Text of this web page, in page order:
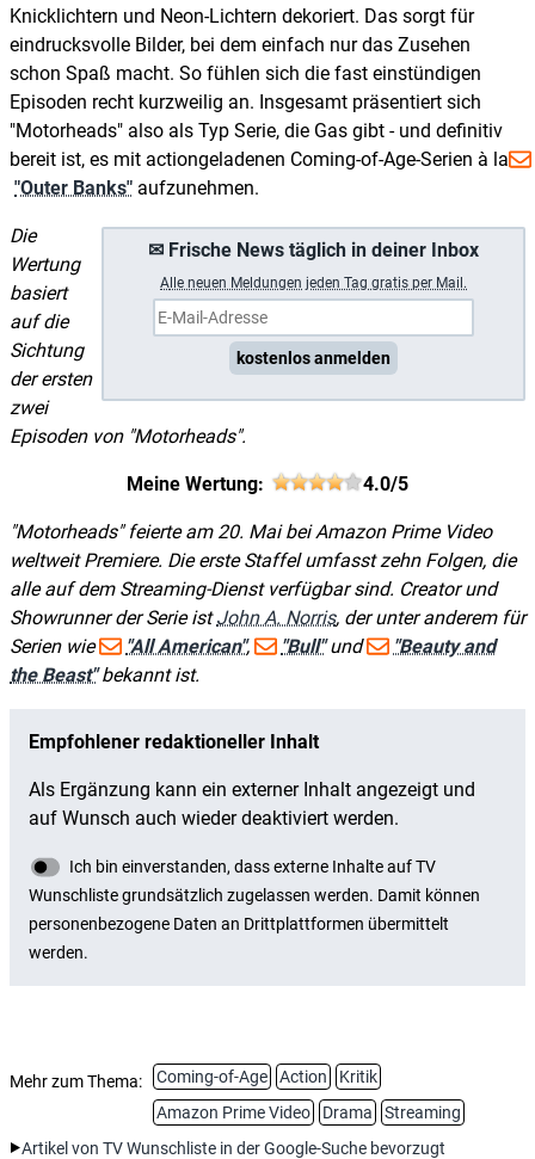
Knicklichtern und Neon-Lichtern dekoriert. Das sorgt für
eindrucksvolle Bilder, bei dem einfach nur das Zusehen
schon Spaß macht. So fühlen sich die fast einstündigen
Episoden recht kurzweilig an. Insgesamt präsentiert sich
"Motorheads" also als Typ Serie, die Gas gibt - und definitiv
bereit ist, es mit actiongeladenen Coming-of-Age-Serien à la
"Outer Banks" aufzunehmen.
✉ Frische News täglich in deiner Inbox
Alle neuen Meldungen jeden Tag gratis per Mail.
kostenlos anmelden
Die
Wertung
basiert
auf die
Sichtung
der ersten
zwei
Episoden von "Motorheads".
Meine Wertung: 4.0/5
"Motorheads" feierte am 20. Mai bei Amazon Prime Video
weltweit Premiere. Die erste Staffel umfasst zehn Folgen, die
alle auf dem Streaming-Dienst verfügbar sind. Creator und
Showrunner der Serie istJohn A. Norris, der unter anderem für
Serien wie
"All American", "Bull"und
"Beauty and
the Beast"bekannt ist.
Mehr zum Thema: Coming-of-Age Action
Kritik
Amazon Prime Video
Drama
Streaming
Artikel von TV Wunschliste in der Google-Suche bevorzugt